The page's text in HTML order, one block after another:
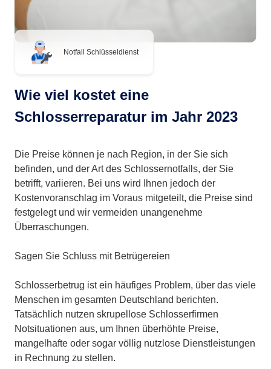
Notfall Schlüsseldienst
Wie viel kostet eine
Schlosserreparatur im Jahr 2023
Die Preise können je nach Region, in der Sie sich
befinden, und der Art des Schlossernotfalls, der Sie
betrifft, variieren. Bei uns wird Ihnen jedoch der
Kostenvoranschlag im Voraus mitgeteilt, die Preise sind
festgelegt und wir vermeiden unangenehme
Überraschungen.
Sagen Sie Schluss mit Betrügereien
Schlosserbetrug ist ein häufiges Problem, über das viele
Menschen im gesamten Deutschland berichten.
Tatsächlich nutzen skrupellose Schlosserfirmen
Notsituationen aus, um Ihnen überhöhte Preise,
mangelhafte oder sogar völlig nutzlose Dienstleistungen
in Rechnung zu stellen.